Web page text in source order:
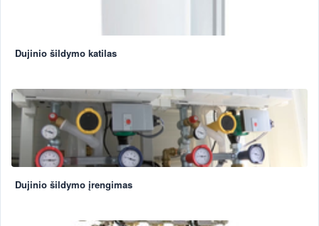
Dujinio šildymo katilas
Dujinio šildymo įrengimas